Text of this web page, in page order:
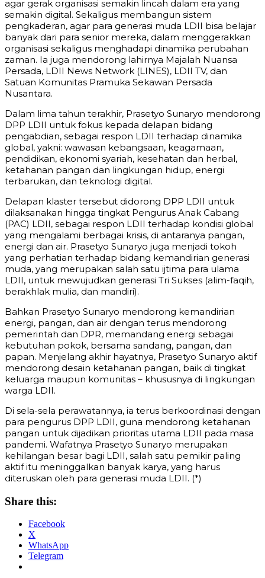
agar gerak organisasi semakin lincah dalam era yang
semakin digital. Sekaligus membangun sistem
pengkaderan, agar para generasi muda LDII bisa belajar
banyak dari para senior mereka, dalam menggerakkan
organisasi sekaligus menghadapi dinamika perubahan
zaman. Ia juga mendorong lahirnya Majalah Nuansa
Persada, LDII News Network (LINES), LDII TV, dan
Satuan Komunitas Pramuka Sekawan Persada
Nusantara.
Dalam lima tahun terakhir, Prasetyo Sunaryo mendorong
DPP LDII untuk fokus kepada delapan bidang
pengabdian, sebagai respon LDII terhadap dinamika
global, yakni: wawasan kebangsaan, keagamaan,
pendidikan, ekonomi syariah, kesehatan dan herbal,
ketahanan pangan dan lingkungan hidup, energi
terbarukan, dan teknologi digital.
Delapan klaster tersebut didorong DPP LDII untuk
dilaksanakan hingga tingkat Pengurus Anak Cabang
(PAC) LDII, sebagai respon LDII terhadap kondisi global
yang mengalami berbagai krisis, di antaranya pangan,
energi dan air. Prasetyo Sunaryo juga menjadi tokoh
yang perhatian terhadap bidang kemandirian generasi
muda, yang merupakan salah satu ijtima para ulama
LDII, untuk mewujudkan generasi Tri Sukses (alim-faqih,
berakhlak mulia, dan mandiri).
Bahkan Prasetyo Sunaryo mendorong kemandirian
energi, pangan, dan air dengan terus mendorong
pemerintah dan DPR, memandang energi sebagai
kebutuhan pokok, bersama sandang, pangan, dan
papan. Menjelang akhir hayatnya, Prasetyo Sunaryo aktif
mendorong desain ketahanan pangan, baik di tingkat
keluarga maupun komunitas – khususnya di lingkungan
warga LDII.
Di sela-sela perawatannya, ia terus berkoordinasi dengan
para pengurus DPP LDII, guna mendorong ketahanan
pangan untuk dijadikan prioritas utama LDII pada masa
pandemi. Wafatnya Prasetyo Sunaryo merupakan
kehilangan besar bagi LDII, salah satu pemikir paling
aktif itu meninggalkan banyak karya, yang harus
diteruskan oleh para generasi muda LDII. (*)
Share this:
Facebook
X
WhatsApp
Telegram